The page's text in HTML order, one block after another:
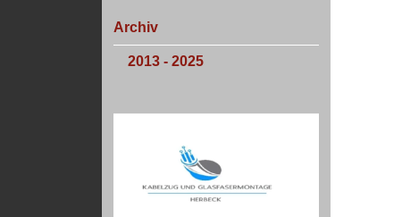
Archiv
2013 - 2025